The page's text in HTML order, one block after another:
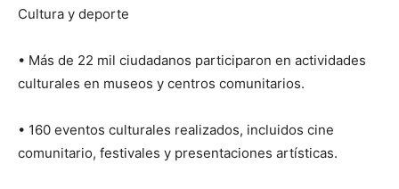
Cultura y deporte
• Más de 22 mil ciudadanos participaron en actividades
culturales en museos y centros comunitarios.
• 160 eventos culturales realizados, incluidos cine
comunitario, festivales y presentaciones artísticas.